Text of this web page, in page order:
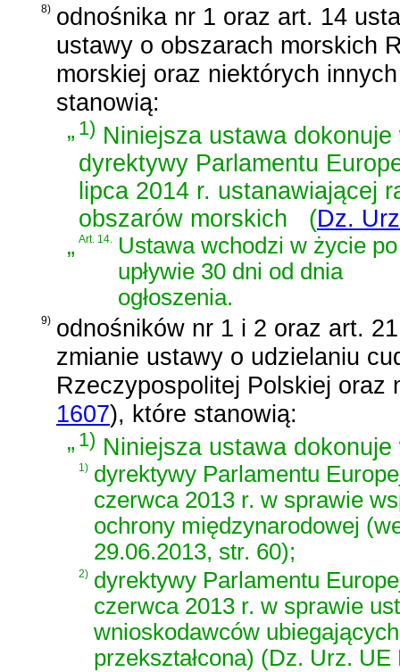
8) odnośnika nr 1 oraz art. 14
ustawy o obszarach morskich
morskiej oraz niektórych
stanowią:
„1) Niniejsza ustawa
dyrektywy Parlamentu
lipca 2014 r. ustanawiającej
obszarów morskich
(Dz.
„Art. 14. Ustawa wchodzi w życie po
upływie 30 dni od dnia
ogłoszenia.
9) odnośników nr 1 i 2 oraz art.
zmianie ustawy o udzielaniu
Rzeczypospolitej Polskiej oraz
1607), które stanowią:
„1) Niniejsza ustawa
1) dyrektywy Parlamentu
czerwca 2013 r. w sprawie
ochrony międzynarodowej
29.06.2013, str. 60);
2) dyrektywy Parlamentu
czerwca 2013 r. w sprawie
wnioskodawców
przekształcona) (Dz. Urz.